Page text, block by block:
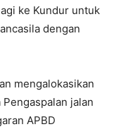
ke Kundur untuk
dengan
mengalokasikan
jalan
APBD